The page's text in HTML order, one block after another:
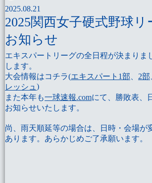
2025.08.21
2025関西女子硬式野球リ
お知らせ
エキスパートリーグの全日程が決まりま
します。
大会情報はコチラ(エキスパート1部 2部
レッシュ )
また本年も一球速報.comにて、勝敗表、
お知らせいたします。
尚、雨天順延等の場合は、日時・会場が
あります。あらかじめご了承願います。